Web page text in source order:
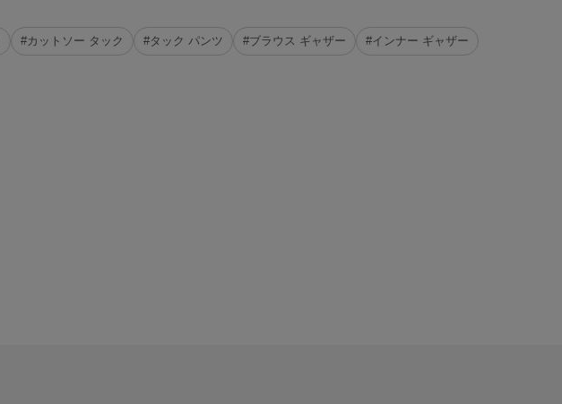
#カットソー タック #タック パンツ #ブラウス ギャザー #インナー ギャザー